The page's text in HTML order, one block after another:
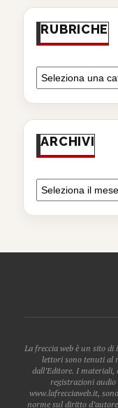
RUBRICHE
ARCHIVI
La freccia web è un sito
lettori sono tenuti al
dall’Editore. I
registrazioni audio
www.lafrecciaweb.it,
norme sul diritto